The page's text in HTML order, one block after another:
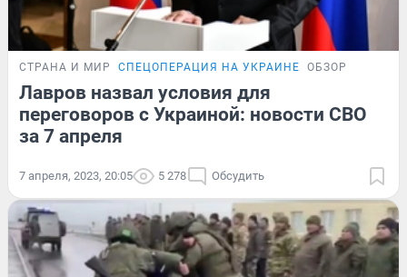
СТРАНА И МИР СПЕЦОПЕРАЦИЯ НА УКРАИНЕ ОБЗОР
Лавров назвал условия для
переговоров с Украиной: новости СВО
за 7 апреля
7 апреля, 2023, 20:05 5 278 Обсудить